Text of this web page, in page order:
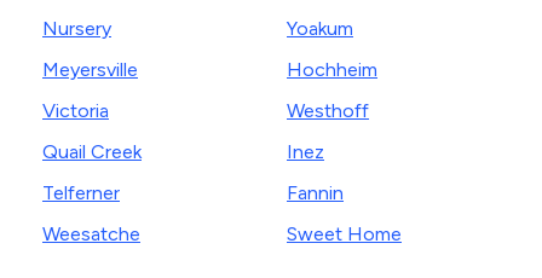
Nursery
Meyersville
Victoria
Quail Creek
Telferner
Weesatche
Yoakum
Hochheim
Westhoff
Inez
Fannin
Sweet Home